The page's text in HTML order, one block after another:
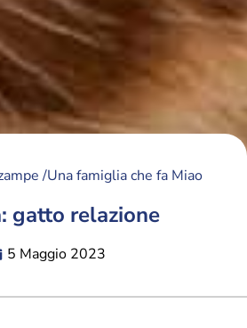
/Una famiglia che fa Miao
gatto relazione
5 Maggio 2023